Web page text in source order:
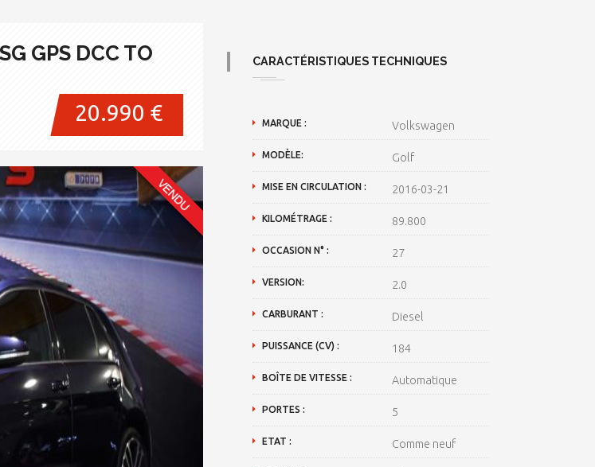
GPS DCC TO
20.990 €
CARACTÉRISTIQUES TECHNIQUES
MARQUE : Volkswagen
MODÈLE: Golf
MISE EN CIRCULATION : 2016-03-21
KILOMÉTRAGE : 89.800
OCCASION N° : 27
VERSION: 2.0
CARBURANT : Diesel
PUISSANCE (CV) : 184
BOÎTE DE VITESSE : Automatique
PORTES : 5
ETAT : Comme neuf